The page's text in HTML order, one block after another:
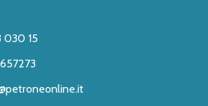
030 15